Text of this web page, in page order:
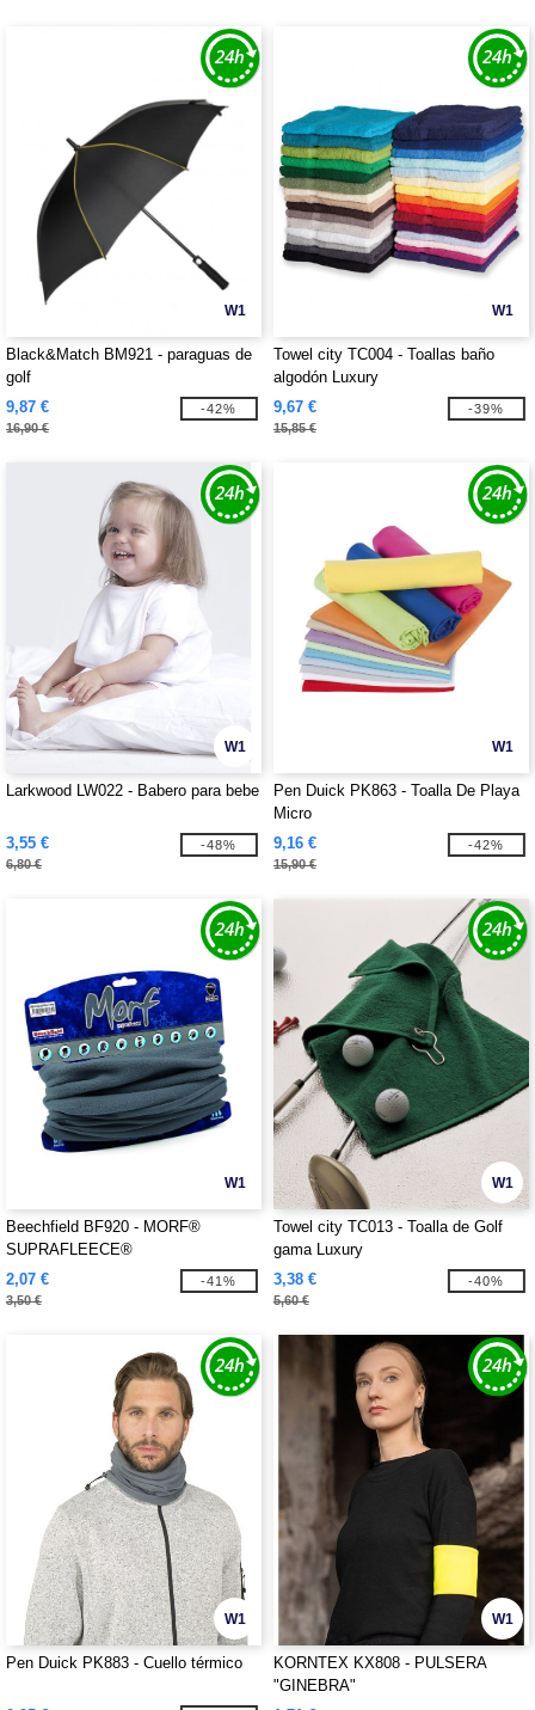
W1
Black&Match BM921 - paraguas de
golf
9,87 €
16,90 €
-42%
W1
Towel city TC004 - Toallas baño
algodón Luxury
9,67 €
15,85 €
-39%
W1
Larkwood LW022 - Babero para bebe
3,55 €
6,80 €
-48%
W1
Pen Duick PK863 - Toalla De Playa
Micro
9,16 €
15,90 €
-42%
W1
Beechfield BF920 - MORF®
SUPRAFLEECE®
2,07 €
3,50 €
-41%
W1
Towel city TC013 - Toalla de Golf
gama Luxury
3,38 €
5,60 €
-40%
W1
Pen Duick PK883 - Cuello térmico
W1
KORNTEX KX808 - PULSERA
"GINEBRA"